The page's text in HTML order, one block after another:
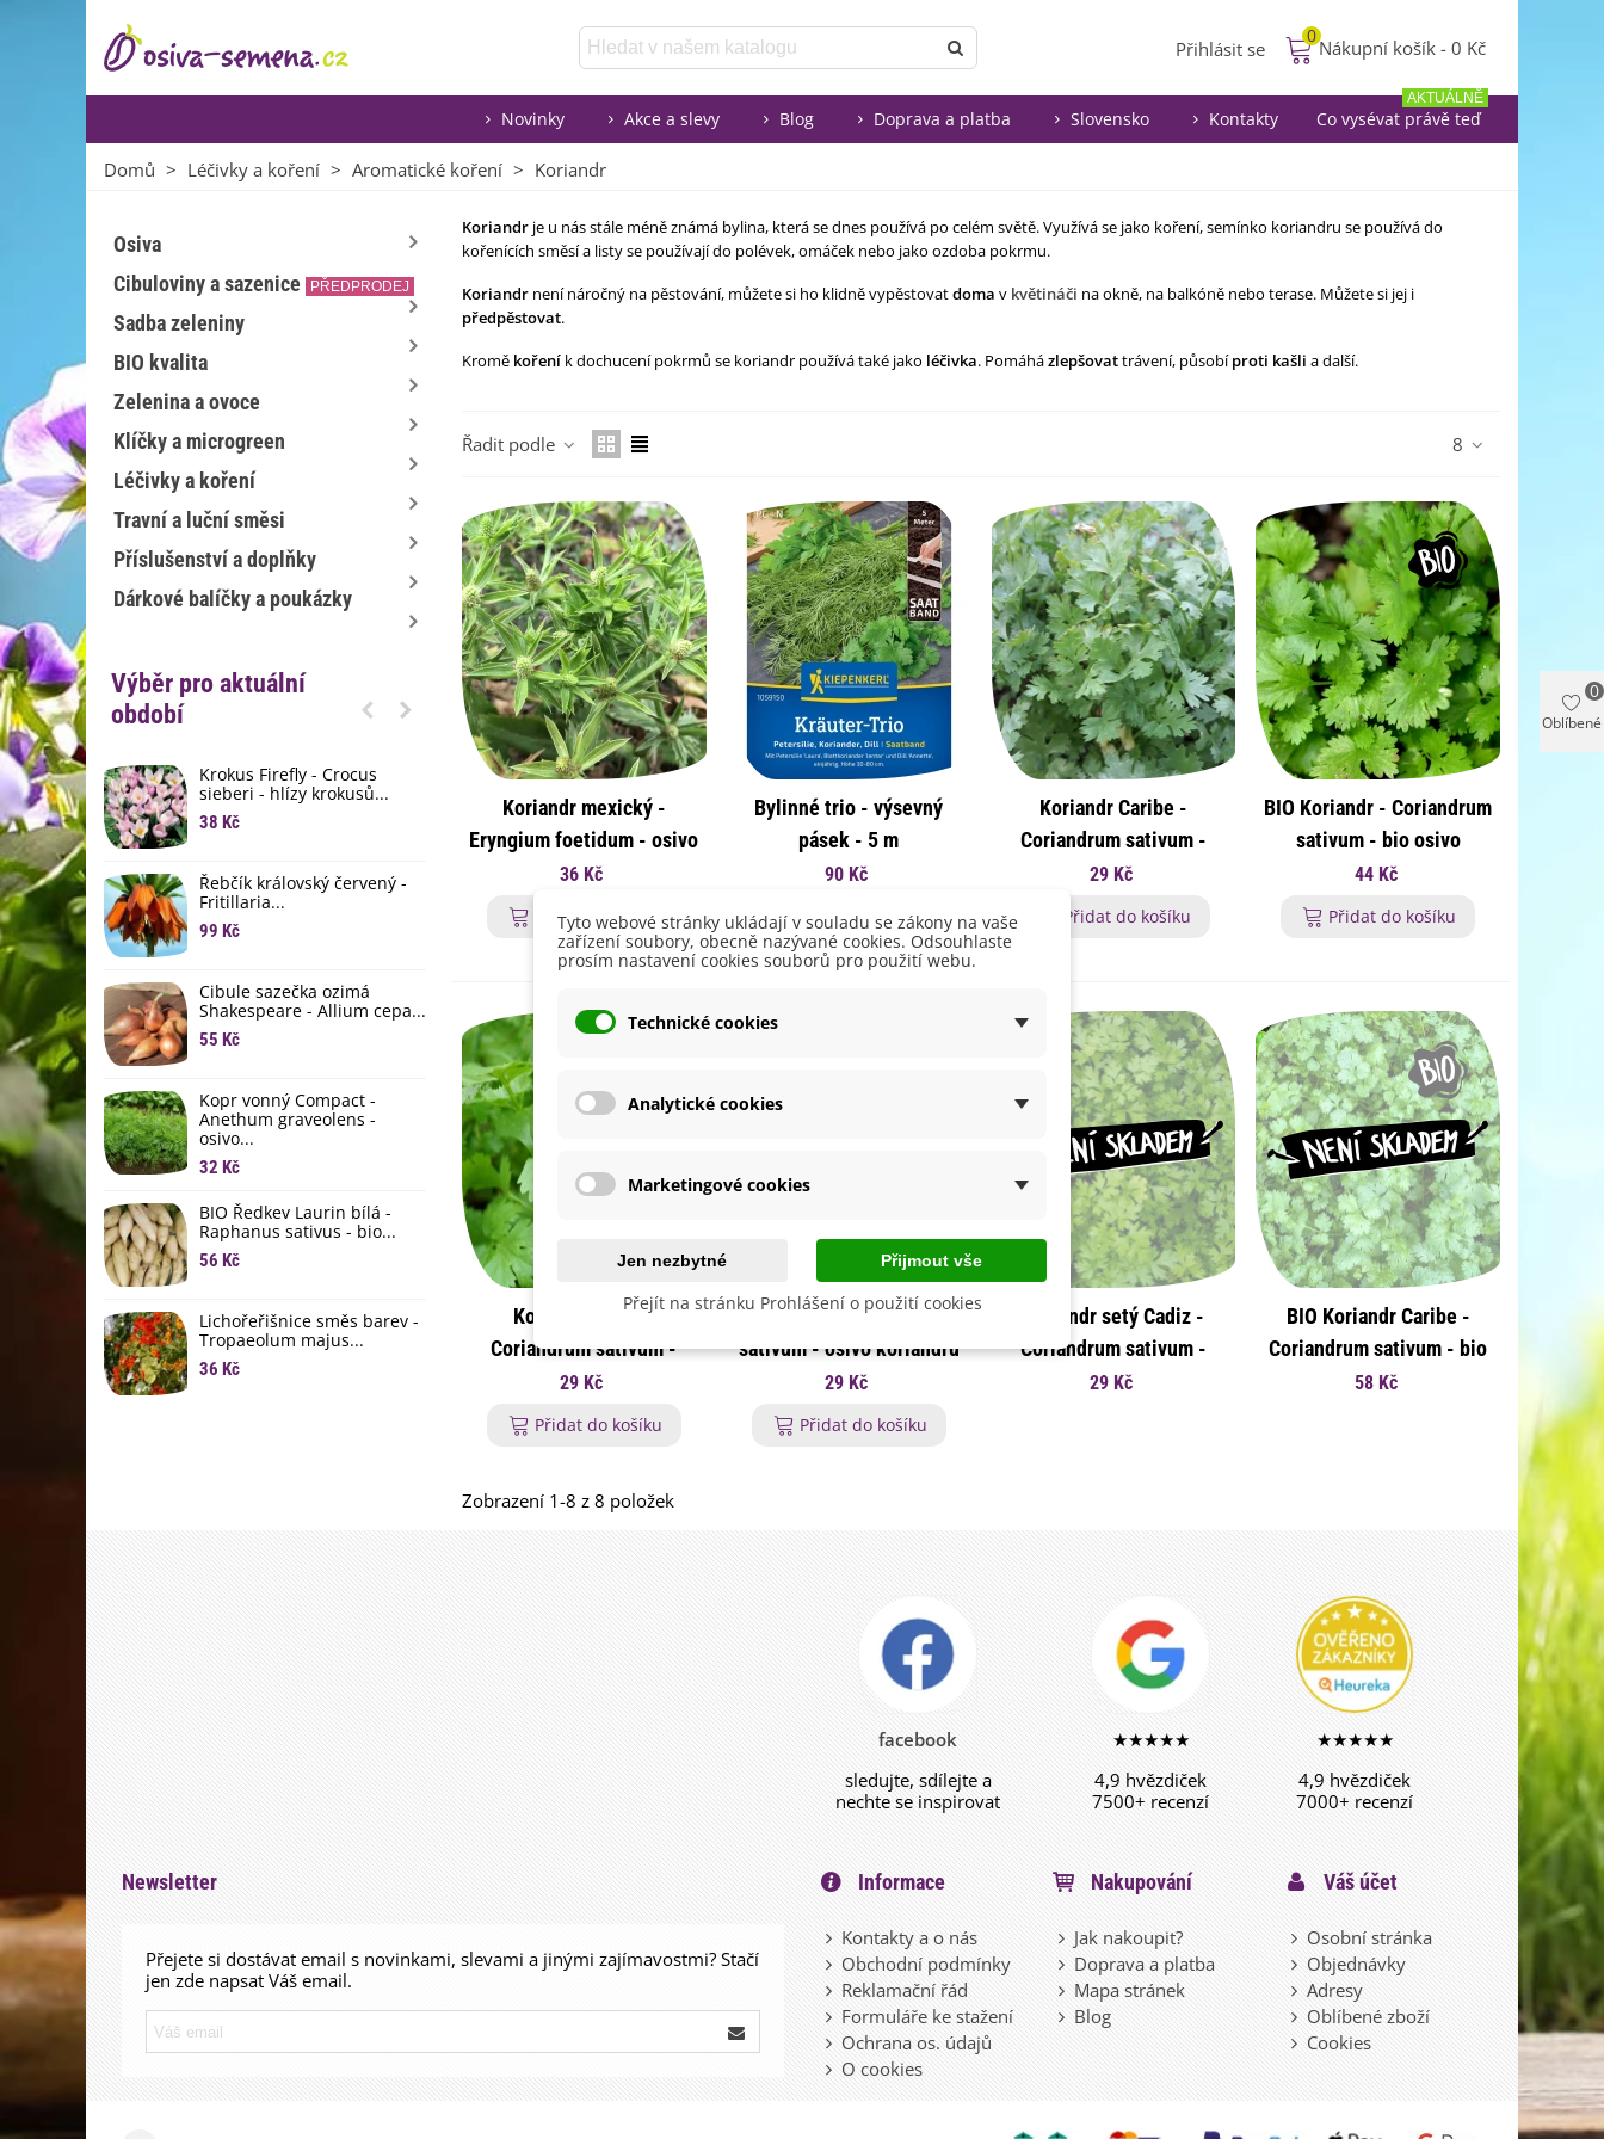
Přihlásit se
0
Nákupní košík - 0 Kč
Novinky Akce a slevy Blog Doprava a platba Slovensko Kontakty Co vysévat právě teď
AKTUÁLNĚ
Domů > Léčivky a koření > Aromatické koření > Koriandr
Osiva
Cibuloviny a sazenice
PŘEDPRODEJ
Sadba zeleniny
BIO kvalita
Zelenina a ovoce
Klíčky a microgreen
Léčivky a koření
Travní a luční směsi
Příslušenství a doplňky
Dárkové balíčky a poukázky
Výběr pro aktuální
období
Krokus Firefly - Crocus
sieberi - hlízy krokusů...
38 Kč
Řebčík královský červený -
Fritillaria...
99 Kč
Cibule sazečka ozimá
Shakespeare - Allium cepa...
55 Kč
Kopr vonný Compact -
Anethum graveolens -
osivo...
32 Kč
BIO Ředkev Laurin bílá -
Raphanus sativus - bio...
56 Kč
Lichořeřišnice směs barev -
Tropaeolum majus...
36 Kč
Semínkové bomby - dárkový
box na vajíčka -...
192 Kč
Kuchyňské bylinky na malou
plochu - výsevný...
84 Kč
Mrkev pozdní Cidera -
34 Kč
Lilie Canova - Lilium - cibule
lilií - 1 ks
60 Kč 85 Kč -30%
Begonie plnokvětá žlutá -
Begonia superba -...
60 Kč 85 Kč -30%
Blahovičník - Eukalyptus...
90 Kč
Koriandr je u nás stále méně známá bylina, která se dnes používá po celém světě. Využívá se jako koření, semínko koriandru se používá do
kořenících směsí a listy se používají do polévek, omáček nebo jako ozdoba pokrmu.
Koriandr není náročný na pěstování, můžete si ho klidně vypěstovatdoma v květináči na okně, na balkóně nebo terase. Můžete si jej i
předpěstovat.
Kromě koření k dochucení pokrmů se koriandr používá také jako léčivka. Pomáházlepšovattrávení, působíproti kašli a další.
Řadit podle 8
Koriandr mexický -
Eryngium foetidum - osivo
koriandru - 50 ks
36 Kč
Přidat do košíku
Bylinné trio - výsevný
pásek - 5 m
90 Kč
Přidat do košíku
Koriandr Caribe -
Coriandrum sativum -
osivo koriandru - 50 ks
29 Kč
Přidat do košíku
BIO Koriandr - Coriandrum
sativum - bio osivo
koriandru - 100 ks
44 Kč
Přidat do košíku
Koriandr Santo -
Coriandrum sativum -
osivo koriandru - 100 ks
29 Kč
Přidat do košíku
Koriandr - Coriandrum
sativum - osivo koriandru
- 100 ks
29 Kč
Přidat do košíku
Koriandr setý Cadiz -
Coriandrum sativum -
osivo koriandru - 100 ks
29 Kč
BIO Koriandr Caribe -
Coriandrum sativum - bio
osivo koriandru - 50 ks
58 Kč
Zobrazení 1-8 z 8 položek
facebook
sledujte, sdílejte a
nechte se inspirovat
★★★★★
4,9 hvězdiček
7500+ recenzí
★★★★★
4,9 hvězdiček
7000+ recenzí
Newsletter
Přejete si dostávat email s novinkami, slevami a jinými zajímavostmi? Stačí
jen zde napsat Váš email.
Informace
Kontakty a o nás
Obchodní podmínky
Reklamační řád
Formuláře ke stažení
Ochrana os. údajů
O cookies
Nakupování
Jak nakoupit?
Doprava a platba
Mapa stránek
Blog
Váš účet
Osobní stránka
Objednávky
Adresy
Oblíbené zboží
Cookies
Oblíbené
0
Tyto webové stránky ukládají v souladu se zákony na vaše
zařízení soubory, obecně nazývané cookies. Odsouhlaste
prosím nastavení cookies souborů pro použití webu.
Technické cookies
Analytické cookies
Marketingové cookies
Jen nezbytné Přijmout vše
Přejít na stránku Prohlášení o použití cookies